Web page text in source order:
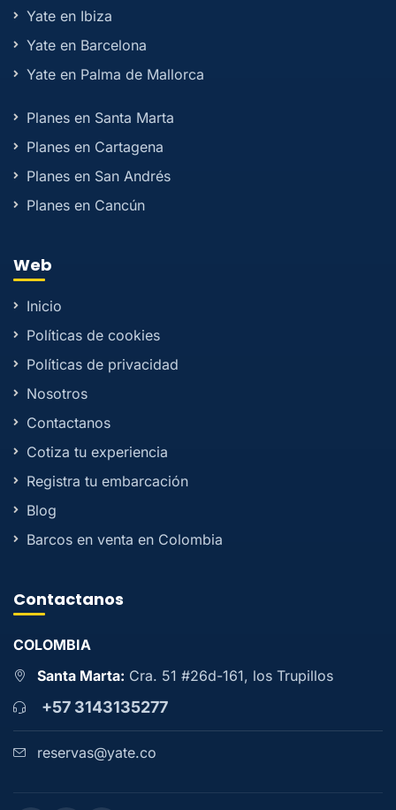
Yate en Ibiza
Yate en Barcelona
Yate en Palma de Mallorca
Planes en Santa Marta
Planes en Cartagena
Planes en San Andrés
Planes en Cancún
Web
Inicio
Políticas de cookies
Políticas de privacidad
Nosotros
Contactanos
Cotiza tu experiencia
Registra tu embarcación
Blog
Barcos en venta en Colombia
Contactanos
COLOMBIA
Santa Marta: Cra. 51 #26d-161, los Trupillos
+57 3143135277
reservas@yate.co